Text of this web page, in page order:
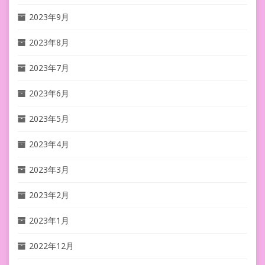
2023年9月
2023年8月
2023年7月
2023年6月
2023年5月
2023年4月
2023年3月
2023年2月
2023年1月
2022年12月